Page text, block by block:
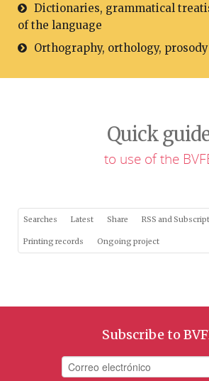
Dictionaries, grammatical
of the language
Orthography, orthology,
Quick
to use of the
Searches Latest Share RSS and
Printing records Ongoing project
Subscribe to